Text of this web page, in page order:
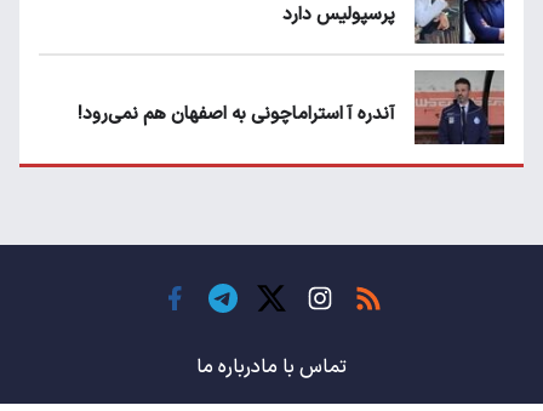
پرسپولیس دارد
آندره آ استراماچونی به اصفهان هم نمی‌رود!
حسن روی هوا!
باشگاه های جهان
تماس با مادرباره ما